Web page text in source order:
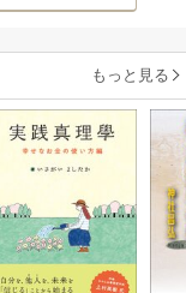
もっと見る